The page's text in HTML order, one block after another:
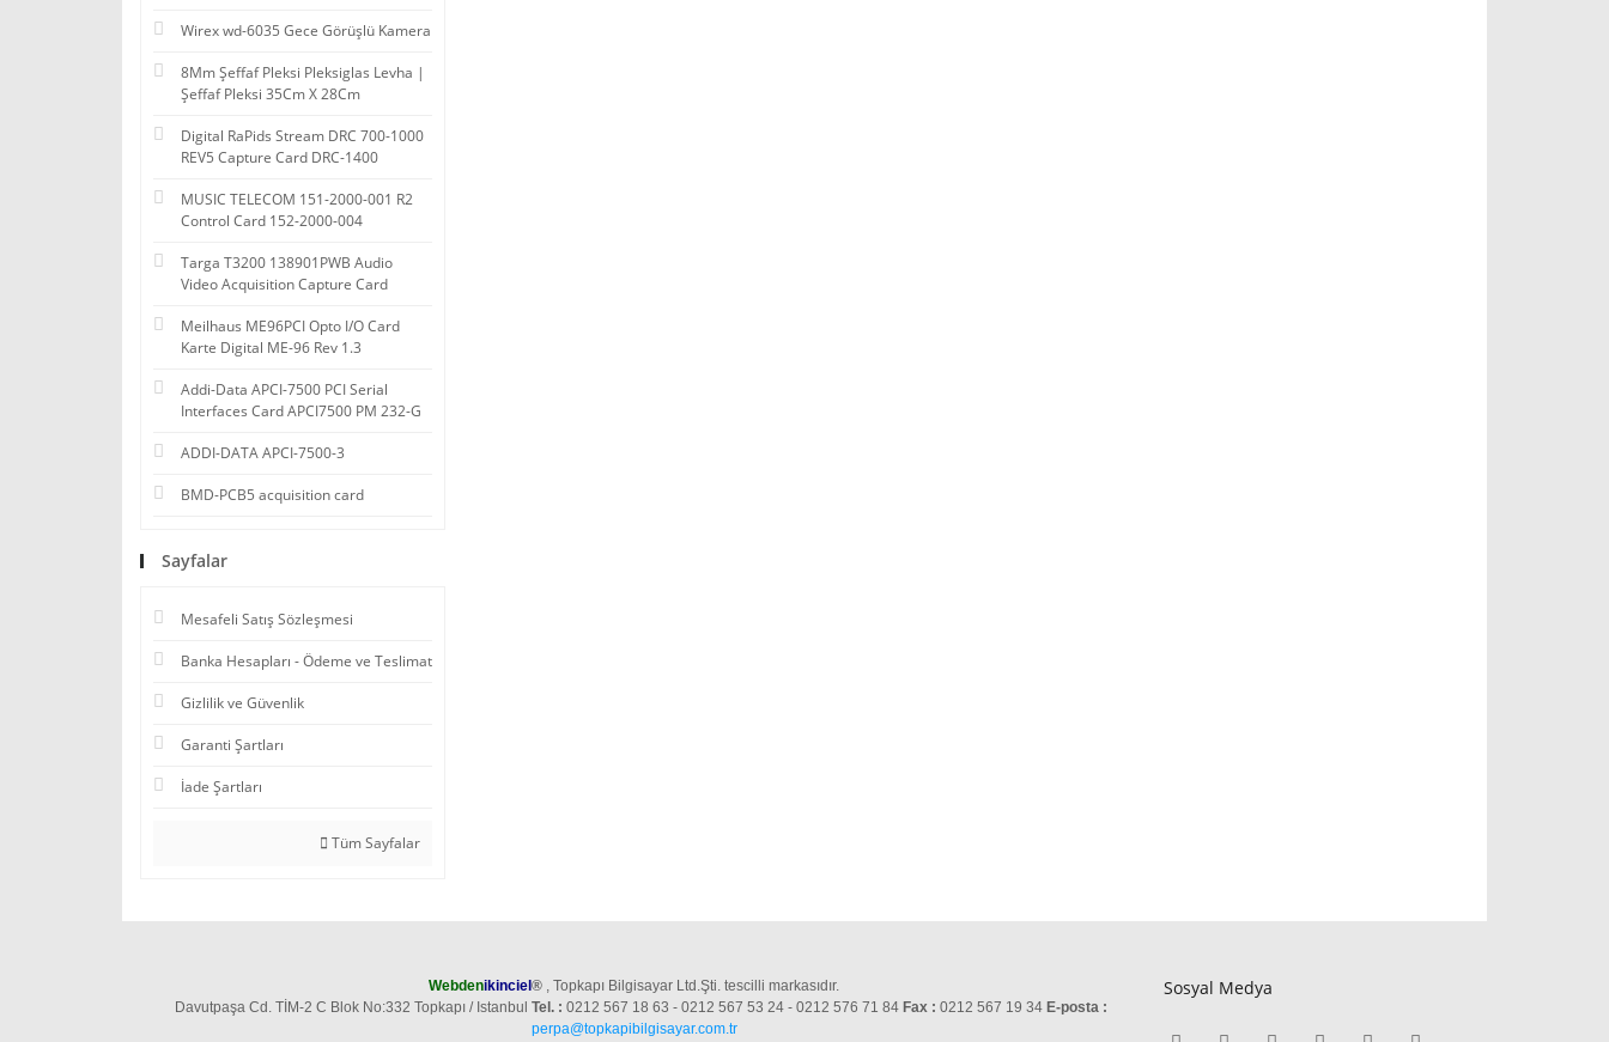
Wirex wd-6035 Gece Görüşlü Kamera
8Mm Şeffaf Pleksi Pleksiglas Levha |
Şeffaf Pleksi 35Cm X 28Cm
Digital RaPids Stream DRC 700-1000
REV5 Capture Card DRC-1400
MUSIC TELECOM 151-2000-001 R2
Control Card 152-2000-004
Targa T3200 138901PWB Audio
Video Acquisition Capture Card
Meilhaus ME96PCI Opto I/O Card
Karte Digital ME-96 Rev 1.3
Addi-Data APCI-7500 PCI Serial
Interfaces Card APCI7500 PM 232-G
ADDI-DATA APCI-7500-3
BMD-PCB5 acquisition card
Sayfalar
Mesafeli Satış Sözleşmesi
Banka Hesapları - Ödeme ve Teslimat
Gizlilik ve Güvenlik
Garanti Şartları
İade Şartları
Tüm Sayfalar
Webdenikinciel ® , Topkapı Bilgisayar Ltd.Şti. tescilli markasıdır.
Davutpaşa Cd. TİM-2 C Blok No:332 Topkapı / Istanbul Tel. : 0212 567 18 63 - 0212 567 53 24 - 0212 576 71 84 Fax : 0212 567 19 34 E-posta :
perpa@topkapibilgisayar.com.tr
Sosyal Medya